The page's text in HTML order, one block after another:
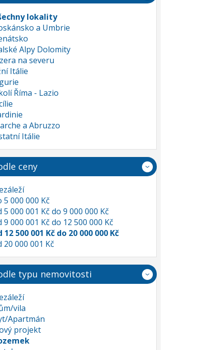
lokality
a Umbrie
Alpy Dolomity
na severu
Itálie
Říma - Lazio
a Abruzzo
Itálie
ceny
5 000 000 Kč
5 000 001 Kč do 9 000 000 Kč
9 000 001 Kč do 12 500 000 Kč
12 500 001 Kč do 20 000 000 Kč
20 000 001 Kč
typu nemovitosti
vila
Apartmán
projekt